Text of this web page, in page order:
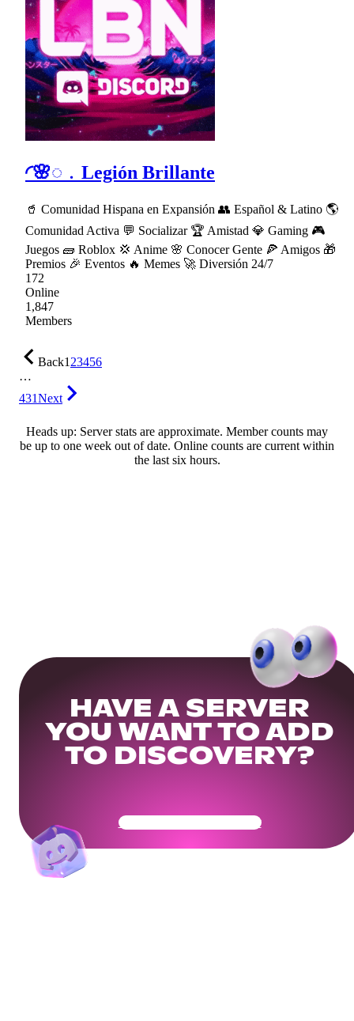
◜🌸◌﹒Legión Brillante
🥤 Comunidad Hispana en Expansión 👥 Español & Latino 🌎
Comunidad Activa 💬 Socializar 🏆 Amistad 💎 Gaming 🎮
Juegos 🧱 Roblox 💢 Anime 🌸 Conocer Gente 🍕 Amigos 🎁
Premios 🎉 Eventos 🔥 Memes 🚀 Diversión 24/7
172
Online
1,847
Members
Back123456
…
431Next
Heads up: Server stats are approximate. Member counts may
be up to one week out of date. Online counts are current within
the last six hours.
HAVE A SERVER
YOU WANT TO ADD
TO DISCOVERY?
Get Your Community Ready